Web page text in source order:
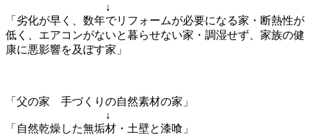
↓
「劣化が早く、数年でリフォームが必要になる家・断熱性が
低く、エアコンがないと暮らせない家・調湿せず、家族の健
康に悪影響を及ぼす家」
「父の家 手づくりの自然素材の家」
↓
「自然乾燥した無垢材・土壁と漆喰」